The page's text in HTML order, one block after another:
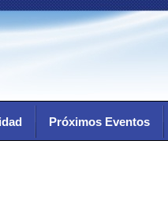
Próximos Eventos